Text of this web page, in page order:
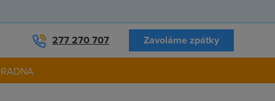
277 270 707 Zavoláme zpátky